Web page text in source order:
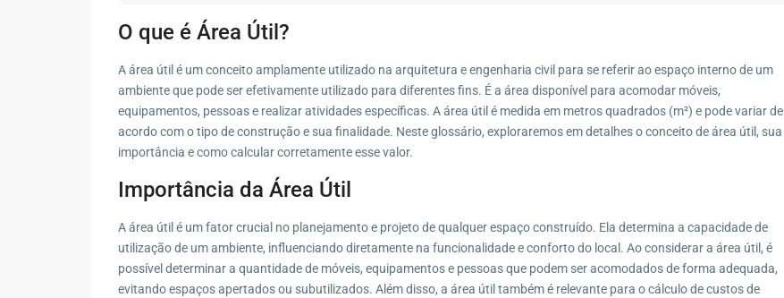
O que é Área Útil?
A área útil é um conceito amplamente utilizado na arquitetura e engenharia civil para se referir ao espaço interno de um
ambiente que pode ser efetivamente utilizado para diferentes fins. É a área disponível para acomodar móveis,
equipamentos, pessoas e realizar atividades específicas. A área útil é medida em metros quadrados (m²) e pode variar de
acordo com o tipo de construção e sua finalidade. Neste glossário, exploraremos em detalhes o conceito de área útil, sua
importância e como calcular corretamente esse valor.
Importância da Área Útil
A área útil é um fator crucial no planejamento e projeto de qualquer espaço construído. Ela determina a capacidade de
utilização de um ambiente, influenciando diretamente na funcionalidade e conforto do local. Ao considerar a área útil, é
possível determinar a quantidade de móveis, equipamentos e pessoas que podem ser acomodados de forma adequada,
evitando espaços apertados ou subutilizados. Além disso, a área útil também é relevante para o cálculo de custos de